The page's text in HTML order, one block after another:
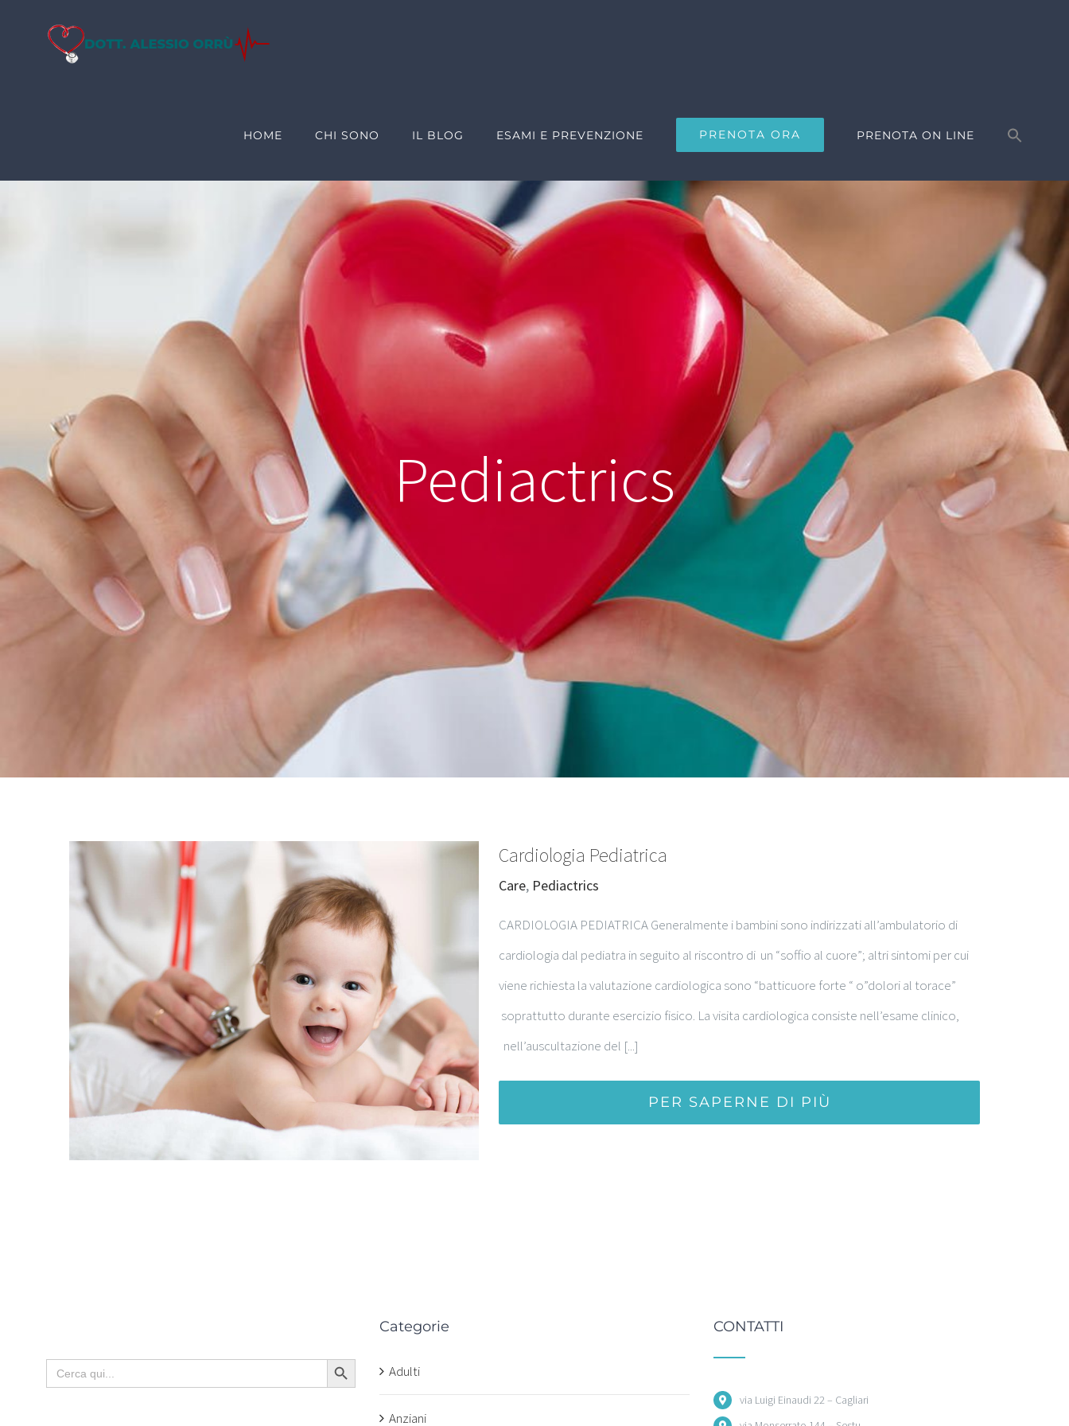
HOME CHI SONO IL BLOG ESAMI E PREVENZIONE PRENOTA ORA PRENOTA ON LINE
Pediactrics
Cardiologia Pediatrica
Care, Pediactrics
CARDIOLOGIA PEDIATRICA Generalmente i bambini sono indirizzati all’ambulatorio di
cardiologia dal pediatra in seguito al riscontro di un “soffio al cuore”; altri sintomi per cui
viene richiesta la valutazione cardiologica sono “batticuore forte “ o”dolori al torace”
soprattutto durante esercizio fisico. La visita cardiologica consiste nell’esame clinico,
nell’auscultazione del [...]
PER SAPERNE DI PIÙ
Search
for:
Search Button
Categorie
Adulti
Anziani
CONTATTI
via Luigi Einaudi 22 – Cagliari